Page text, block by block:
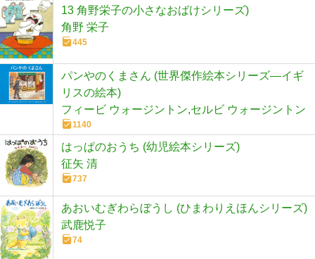
13 角野栄子の小さなおばけシリーズ)
角野 栄子
445
パンやのくまさん (世界傑作絵本シリーズ―イギ
リスの絵本)
フィービ ウォージントン,セルビ ウォージントン
1140
はっぱのおうち (幼児絵本シリーズ)
征矢 清
737
あおいむぎわらぼうし (ひまわりえほんシリーズ)
武鹿悦子
74